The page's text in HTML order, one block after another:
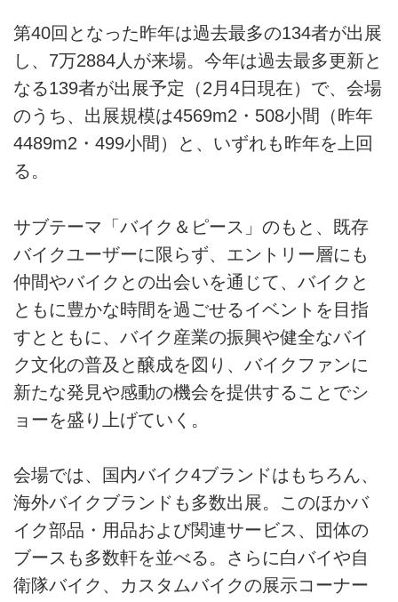
第40回となった昨年は過去最多の134者が出展
し、7万2884人が来場。今年は過去最多更新と
なる139者が出展予定（2月4日現在）で、会場
のうち、出展規模は4569m2・508小間（昨年
4489m2・499小間）と、いずれも昨年を上回
る。
サブテーマ「バイク＆ピース」のもと、既存
バイクユーザーに限らず、エントリー層にも
仲間やバイクとの出会いを通じて、バイクと
ともに豊かな時間を過ごせるイベントを目指
すとともに、バイク産業の振興や健全なバイ
ク文化の普及と醸成を図り、バイクファンに
新たな発見や感動の機会を提供することでシ
ョーを盛り上げていく。
会場では、国内バイク4ブランドはもちろん、
海外バイクブランドも多数出展。このほかバ
イク部品・用品および関連サービス、団体の
ブースも多数軒を並べる。さらに白バイや自
衛隊バイク、カスタムバイクの展示コーナー